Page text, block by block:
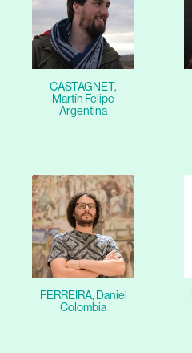
CASTAGNET,
Martín Felipe
Argentina
FERREIRA, Daniel
Colombia